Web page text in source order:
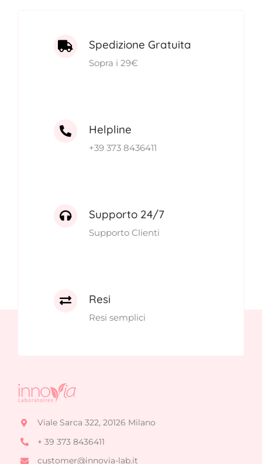
Spedizione Gratuita
Sopra i 29€
Helpline
+39 373 8436411
Supporto 24/7
Supporto Clienti
Resi
Resi semplici
Viale Sarca 322, 20126 Milano
+ 39 373 8436411
customer@innovia-lab.it